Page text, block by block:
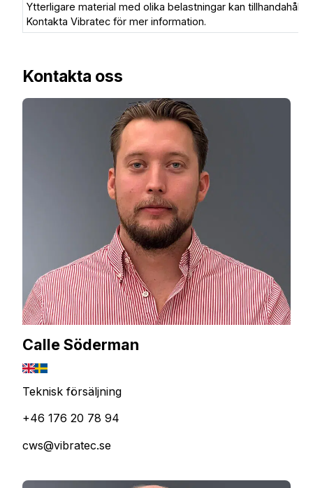
Ytterligare material med olika belastningar kan
Kontakta Vibratec för mer information.
Kontakta oss
Calle Söderman
Teknisk försäljning
+46 176 20 78 94
cws@vibratec.se